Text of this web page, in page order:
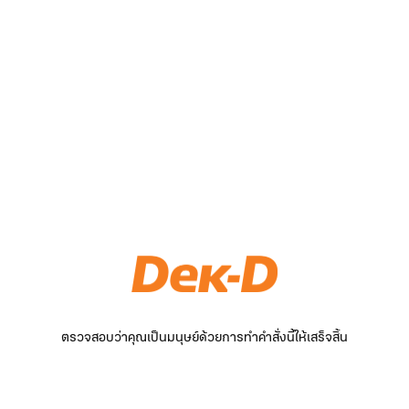
ตรวจสอบว่าคุณเป็นมนุษย์ด้วยการทำคำสั่งนี้ให้เสร็จสิ้น